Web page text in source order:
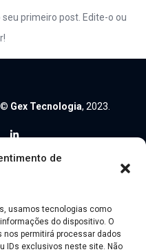
de
usamos tecnologias como
do dispositivo. O
permitirá processar dados
IDs exclusivos neste site. Não
seu primeiro post. Edite-o ou
© Gex Tecnologia, 2023.
CONEX.HUB